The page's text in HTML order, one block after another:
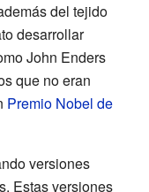
del tejido
desarrollar
John Enders
que no eran
Premio Nobel de
versiones
Estas versiones